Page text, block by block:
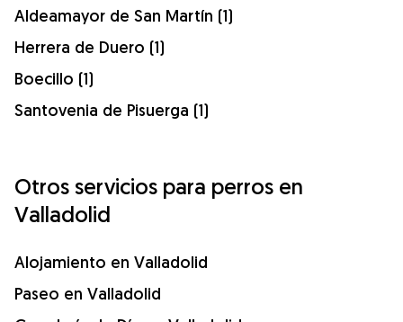
Aldeamayor de San Martín (1)
Herrera de Duero (1)
Boecillo (1)
Santovenia de Pisuerga (1)
Otros servicios para perros en
Valladolid
Alojamiento en Valladolid
Paseo en Valladolid